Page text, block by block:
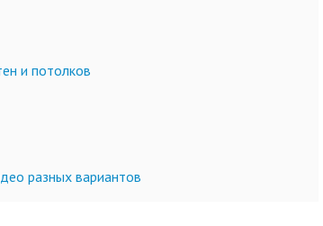
и потолков
разных вариантов